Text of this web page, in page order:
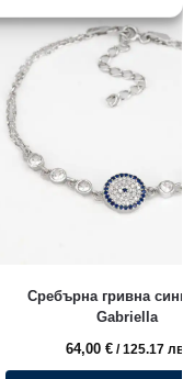
Сребърна гривна
Gabriella
64,00€ / 125.17